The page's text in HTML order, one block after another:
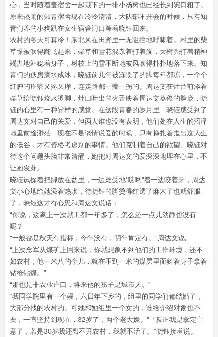
心，当时随着盖宿舍一起栽下的一排小杨树也已经长到碗口粗了。
原来热闹的知青宿舍现在冷冷清清，大队部不开会的时候，只有知
青们养的小狗趴在女生宿舍门口等着晓钰回来。
农村的冬天可真冷！东北风在田野里一无阻挡地呼啸着。村里的柴
草垛被吹得翻飞起来，柴草和雪花混杂着打着旋，大树强打着精神
竭力地站稳着身子，树枝上的雪不断地被风吹得扑扑地落下来。知
青们的伙房滴水成冰，晓钰前几年被冻惯了的脚每年都冻，一个个
红肿的疙瘩又疼又痒，连走路都一瘸一拐的。周达文在灶台前添着
柴草给晓钰烧水烫脚，灶口吐出的火舌映着周达文英俊的脸庞，晓
钰的心里有一种异样的感觉。在这段青春的岁月里，晓钰感受到了
周达文对自己的关爱，但两人谁也没有表明，他们处在人生的沼泽
地里前途渺茫，现在不是谈情说爱的时候，只有挣扎着走出这人生
的低谷，才有资格考虑别的事情。他们克制着自己的欲望。晓钰对
待这个问题头脑非常清醒，她把对周达文的爱深深地埋在心里，不
让她发芽。
晓钰试探着把脚放在盆里，一边难受地“哎哟”着一边咬着牙，周达
文小心地给她添着热水，待晓钰的脚烫得红透了麻木了也就舒服
了，晓钰这才有心思和周达文说话：
“你说，这离上一次就工都一年多了，怎么还一点儿动静也没有
呢？”
“一般都是秋天有指标，今年没有，明年肯定有。”周达文说。
“上次念军从煤矿上回来说，你就想象不到他们的工作环境，还不
如农村，他一米八的个儿，就在不到一米的煤层里面斜着身子拿着
钻枪钻煤。”
“那也是非农业户口，将来他的孩子是城市人。”
“我同学院里有一个嫚，六四年下乡的，组里的同学们都结婚了，
大部分找的农村的。可她和她组里一个女的，谁给介绍对象也不
要，一直坚持到现在，32岁了，两个老大嫚。” “反正我是拿定主
意了，若是30岁我还离不开农村，我就不活了。”晓钰接着说。